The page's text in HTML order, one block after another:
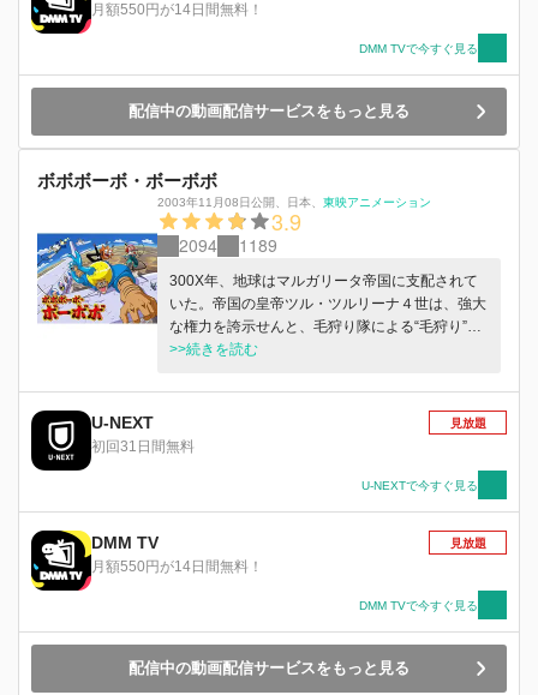
月額550円が14日間無料！
DMM TVで今すぐ見る
配信中の動画配信サービスをもっと見る
ボボボーボ・ボーボボ
2003年11月08日公開 日本 東映アニメーション
3.9
2094 1189
300X年、地球はマルガリータ帝国に支配されて
いた。帝国の皇帝ツル・ツルリーナ４世は、強大
な権力を誇示せんと、毛狩り隊による“毛狩り”を
開始した。地球上の全人類を、ツルツルボーズ頭
るため、ただ一人マルガリータ帝国に立ち向かう
男がいた。勇者の名は、ボボボーボ・ボーボ
ボ！ 鼻毛真拳の使い手であるボーボボは、ビュ
を守るために戦いの荒野へ旅立つ！
>>続きを読む
U-NEXT
初回31日間無料
見放題
U-NEXTで今すぐ見る
DMM TV
月額550円が14日間無料！
見放題
DMM TVで今すぐ見る
配信中の動画配信サービスをもっと見る